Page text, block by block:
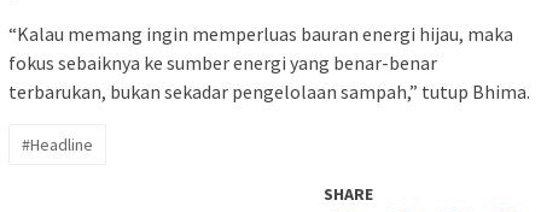
“Kalau memang ingin memperluas bauran energi hijau, maka
fokus sebaiknya ke sumber energi yang benar-benar
terbarukan, bukan sekadar pengelolaan sampah,” tutup Bhima.
#Headline
SHARE